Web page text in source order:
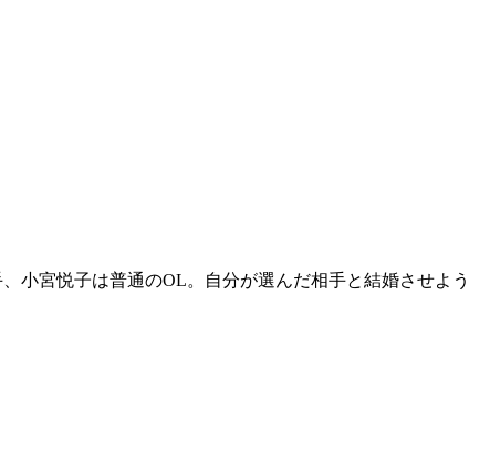
小宮悦子は普通のOL。自分が選んだ相手と結婚させよう